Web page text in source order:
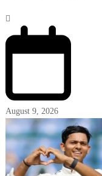
August 9, 2026